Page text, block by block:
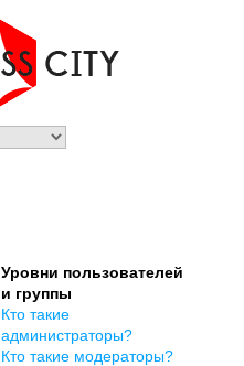
Уровни пользователей
и группы
Кто такие
администраторы?
Кто такие модераторы?